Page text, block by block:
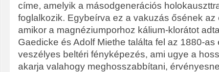
címe, amelyik a másodgenerációs
foglalkozik. Egybeírva ez a vakuzás ősének az
amikor a magnéziumporhoz kálium-klorátot
Gaedicke és Adolf Miethe találta fel az 1880-
veszélyes beltéri fényképezés, ami ugye a
akarja valahogy meghosszabbítani,